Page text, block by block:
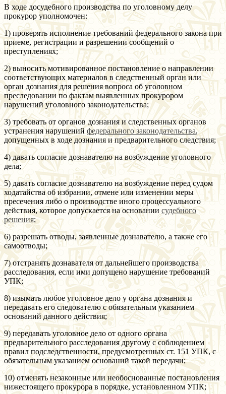
В ходе досудебного производства по уголовному делу
прокурор уполномочен:
1) проверять исполнение требований федерального закона при
приеме, регистрации и разрешении сообщений о
преступлениях;
2) выносить мотивированное постановление о направлении
соответствующих материалов в следственный орган или
орган дознания для решения вопроса об уголовном
преследовании по фактам выявленных прокурором
нарушений уголовного законодательства;
3) требовать от органов дознания и следственных органов
устранения нарушенийфедерального законодательства,
допущенных в ходе дознания и предварительного следствия;
4) давать согласие дознавателю на возбуждение уголовного
дела;
5) давать согласие дознавателю на возбуждение перед судом
ходатайства об избрании, отмене или изменении меры
пресечения либо о производстве иного процессуального
действия, которое допускается на основании судебного
решения;
6) разрешать отводы, заявленные дознавателю, а также его
самоотводы;
7) отстранять дознавателя от дальнейшего производства
расследования, если ими допущено нарушение требований
УПК;
8) изымать любое уголовное дело у органа дознания и
передавать его следователю с обязательным указанием
оснований данного действия;
9) передавать уголовное дело от одного органа
предварительного расследования другому с соблюдением
правил подследственности, предусмотренных ст. 151 УПК, с
обязательным указанием оснований такой передачи;
10) отменять незаконные или необоснованные постановления
нижестоящего прокурора в порядке, установленном УПК;